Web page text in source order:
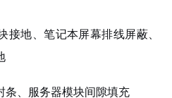
接地、笔记本屏幕排线屏蔽、
条、服务器模块间隙填充